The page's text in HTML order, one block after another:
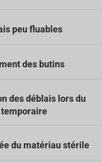
peu fluables
des butins
des déblais lors du
du matériau stérile